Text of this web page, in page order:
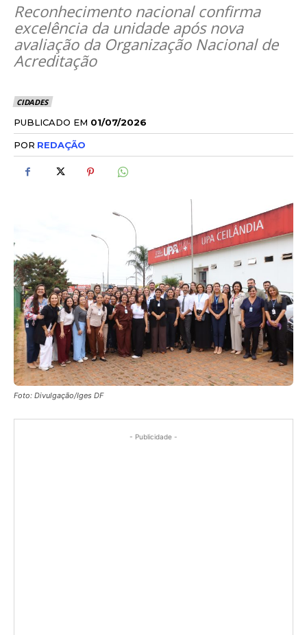
Reconhecimento nacional confirma
excelência da unidade após nova
avaliação da Organização Nacional de
Acreditação
CIDADES
PUBLICADO EM 01/07/2026
POR REDAÇÃO
Foto: Divulgação/Iges DF
- Publicidade -